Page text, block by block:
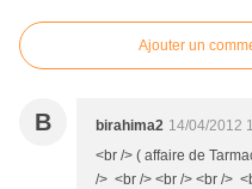
Ajouter un
B birahima2 14/04/2012
<br /> ( affaire de
/> <br /> <br /> <br />